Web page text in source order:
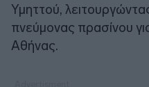
Υμηττού,
πνεύμονας πρασίνου
Αθήνας.